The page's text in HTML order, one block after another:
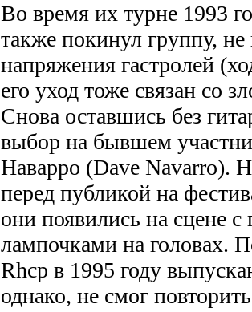
Во время их турне 1993
также покинул группу,
напряжения гастролей
его уход тоже связан со
Снова оставшись без
выбор на бывшем
Наварро (Dave Navarro).
перед публикой на
они появились на сцене
лампочками на головах.
Rhcp в 1995 году
однако, не смог